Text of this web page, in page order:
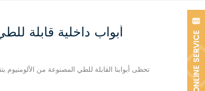
أبواب داخلية قابلة
تحظى أبوابنا القابلة للطي المصنوعة من